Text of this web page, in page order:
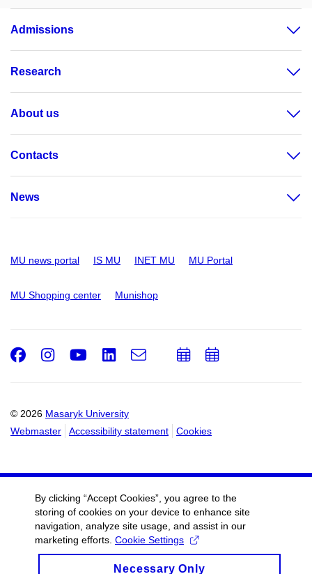
Admissions
Research
About us
Contacts
News
MU news portal IS MU INET MU MU Portal
MU Shopping center Munishop
© 2026 Masaryk University
Webmaster
Accessibility statement Cookies
Facebook
Instagram
Youtube
LinkedIn
e-
AddAdd
By clicking “Accept Cookies”, you agree to the
storing of cookies on your device to enhance site
navigation, analyze site usage, and assist in our
marketing efforts. Cookie Settings
Necessary Only